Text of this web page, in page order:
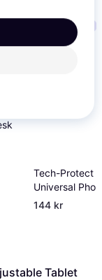
Trendande
Tech-Protect
Universal
Tablet Stand
144 kr
Tablet